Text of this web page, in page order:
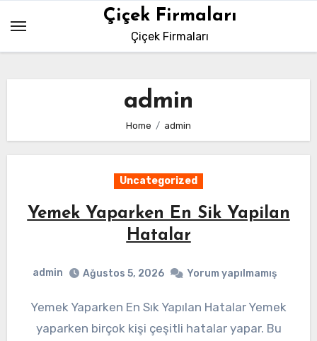
content
Çiçek Firmaları
Çiçek Firmaları
admin
Home admin
Uncategorized
Yemek Yaparken En Sik Yapilan
Hatalar
admin Ağustos 5, 2026 Yorum yapılmamış
Yemek Yaparken En Sık Yapılan Hatalar Yemek
yaparken birçok kişi çeşitli hatalar yapar. Bu